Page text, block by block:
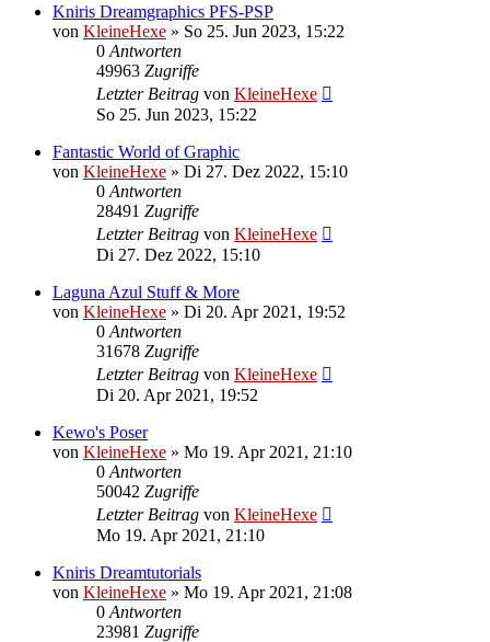
Kniris Dreamgraphics PFS-PSP
von KleineHexe » So 25. Jun 2023, 15:22
0 Antworten
49963 Zugriffe
Letzter Beitrag von KleineHexe
So 25. Jun 2023, 15:22
Fantastic World of Graphic
von KleineHexe » Di 27. Dez 2022, 15:10
0 Antworten
28491 Zugriffe
Letzter Beitrag von KleineHexe
Di 27. Dez 2022, 15:10
Laguna Azul Stuff & More
von KleineHexe » Di 20. Apr 2021, 19:52
0 Antworten
31678 Zugriffe
Letzter Beitrag von KleineHexe
Di 20. Apr 2021, 19:52
Kewo's Poser
von KleineHexe » Mo 19. Apr 2021, 21:10
0 Antworten
50042 Zugriffe
Letzter Beitrag von KleineHexe
Mo 19. Apr 2021, 21:10
Kniris Dreamtutorials
von KleineHexe » Mo 19. Apr 2021, 21:08
0 Antworten
23981 Zugriffe